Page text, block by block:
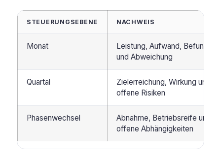
STEUERUNGSEBENE NACHWEIS
Monat
Leistung, Aufwand, Befund
und Abweichung
Quartal
Zielerreichung, Wirkung und
offene Risiken
Phasenwechsel
Abnahme, Betriebsreife und
offene Abhängigkeiten